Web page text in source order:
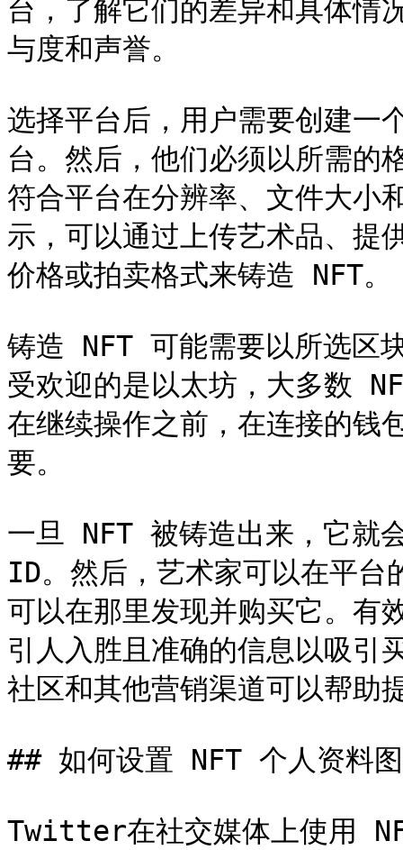
台，了解它们的差异和具体情
与度和声誉。
选择平台后，用户需要创建一
台。然后，他们必须以所需的
符合平台在分辨率、文件大小
示，可以通过上传艺术品、提
价格或拍卖格式来铸造 NFT。
铸造 NFT 可能需要以所选区
受欢迎的是以太坊，大多数
在继续操作之前，在连接的钱
要。
一旦 NFT 被铸造出来，它就
ID。然后，艺术家可以在平
可以在那里发现并购买它。有
引人入胜且准确的信息以吸引
社区和其他营销渠道可以帮助
## 如何设置 NFT 个人资料
Twitter在社交媒体上使用